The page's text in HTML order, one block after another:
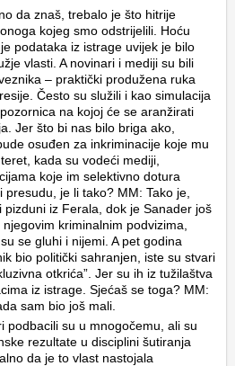
da znaš, trebalo je što hitrije
kojeg smo odstrijelili. Hoću
podataka iz istrage uvijek je bilo
vlasti. A novinari i mediji su bili
– praktički produžena ruka
Često su služili i kao simulacija
na kojoj će se aranžirati
Jer što bi nas bilo briga ako,
osuđen za inkriminacije koje mu
kada su vodeći mediji,
koje im selektivno dotura
presudu, je li tako? MM: Tako je,
pizduni iz Ferala, dok je Sanader još
kriminalnim podvizima,
se gluhi i nijemi. A pet godina
bio politički sahranjen, iste su stvari
otkrića”. Jer su ih iz tužilaštva
iz istrage. Sjećaš se toga? MM:
sam bio još mali.
podbacili su u mnogočemu, ali su
rezultate u disciplini šutiranja
da je to vlast nastojala